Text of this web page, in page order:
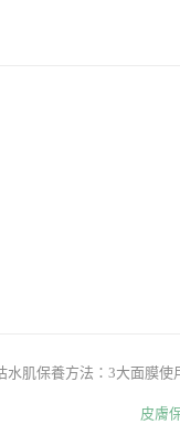
水肌保養方法：3大面膜
皮膚